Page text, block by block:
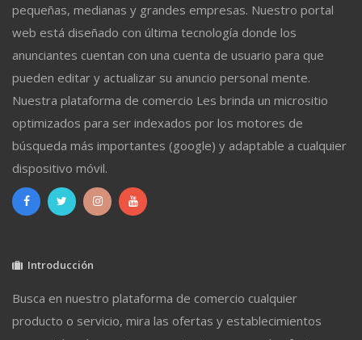
pequeñas, medianas y grandes empresas. Nuestro portal
web está diseñado con última tecnología donde los
anunciantes cuentan con una cuenta de usuario para que
pueden editar y actualizar su anuncio personal mente.
Nuestra plataforma de comercio Les brinda un micrositio
optimizados para ser indexados por los motores de
búsqueda más importantes (google) y adaptable a cualquier
dispositivo móvil.
Introducción
Busca en nuestro plataforma de comercio cualquier
producto o servicio, mira las ofertas y establecimientos